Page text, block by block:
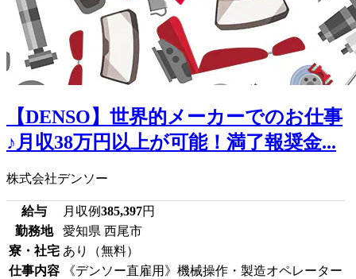
【DENSO】世界的メーカーでのお仕事
♪月収38万円以上が可能！満了報奨金...
株式会社デンソー
給与 月収例385,397円
勤務地
愛知県 西尾市
寮・社宅 あり（無料）
仕事内容
《デンソー直雇用》機械操作・製造オペレーター